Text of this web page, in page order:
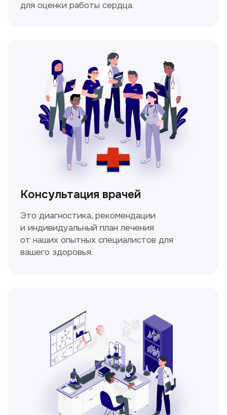
компьютерная томография
Высокоточный метод диагностики,
позволяющий получить детальные
изображения внутренних органов и тканей.
это комплексное обследование,
которое помогает оценить общее
состояние здоровья.